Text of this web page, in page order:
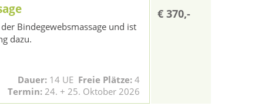
Bindegewebsmassage und ist
dazu.
Dauer: 14 UE Freie Plätze: 4
Termin: 24. + 25. Oktober 2026
€ 370,-